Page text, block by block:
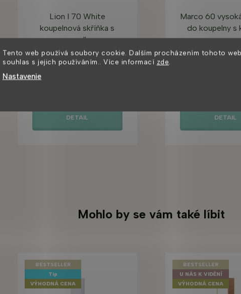
Tento web používá soubory cookie. Dalším procházením tohoto
souhlas s jejich používáním.. Více informací zde.
Nastavenie
Lion I 70 White
koupelnová skříňka s
umyvadlem
Skladem ihned k odeslání
DETAIL
Marco 60
do koupelny s
8 390
DETAIL
Mohlo by se vám také líbit
BESTSELLER
Tip
VÝHODNÁ CENA
BESTSELLER
U NÁS K VIDĚNÍ
VÝHODNÁ CENA